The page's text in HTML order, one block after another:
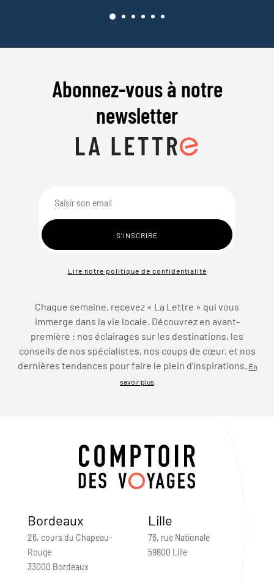
Abonnez-vous à notre
newsletter
Lire notre politique de confidentialité
Chaque semaine, recevez « La Lettre » qui vous
immerge dans la vie locale. Découvrez en avant-
première : nos éclairages sur les destinations, les
conseils de nos spécialistes, nos coups de cœur, et nos
dernières tendances pour faire le plein d’inspirations.
En
savoir plus
Bordeaux
26, cours du Chapeau-
Rouge
33000 Bordeaux
Lille
76, rue Nationale
59800 Lille